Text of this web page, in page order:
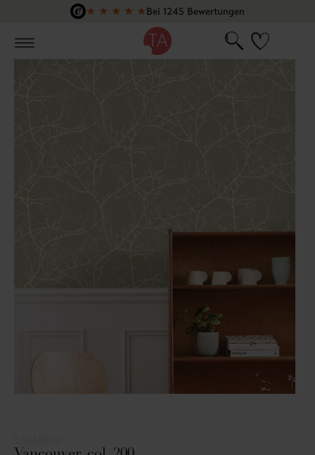
Zum Hauptinhalt springen
★ ★ ★ ★ ★Bei 1245 Bewertungen